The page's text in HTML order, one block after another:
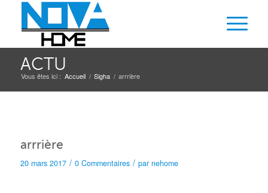
ACTU
Vous êtes ici : Accueil / Sigha / arrrière
arrrière
20 mars 2017 / 0 Commentaires / par nehome